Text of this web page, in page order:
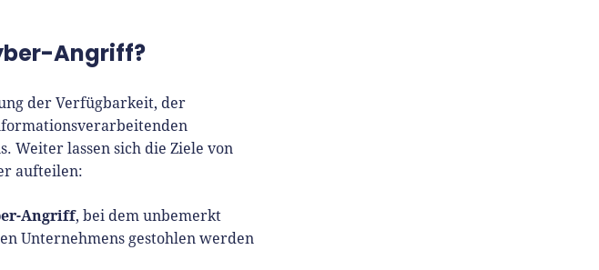
Angriff?
der Verfügbarkeit, der
Weiter lassen sich die Ziele von
aufteilen:
Angriff, bei dem unbemerkt
Unternehmens gestohlen werden